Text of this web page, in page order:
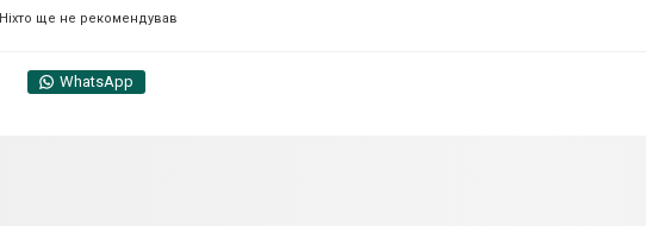
Ніхто ще не рекомендував
WhatsApp